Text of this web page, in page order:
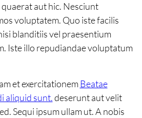
aut hic. Nesciunt
voluptatem. Quo iste facilis
blanditiis vel praesentium
Iste illo repudiandae voluptatum
et exercitationemBeatae
aliquid sunt.deserunt aut velit
Sequi ipsum ullam ut. A nobis